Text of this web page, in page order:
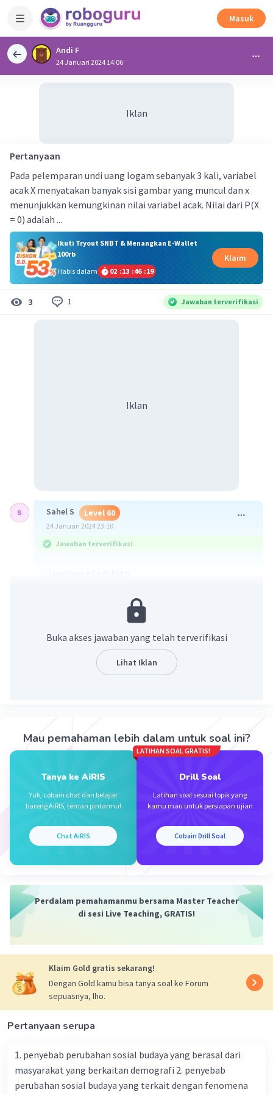
Masuk
Andi F
24 Januari 2024 14:06
Iklan
Pertanyaan
Pada pelemparan undi uang logam sebanyak 3 kali, variabel
acak X menyatakan banyak sisi gambar yang muncul dan x
menunjukkan kemungkinan nilai variabel acak. Nilai dari P(X
= 0) adalah ...
Ikuti Tryout SNBT & Menangkan E-Wallet
100rb
Habis dalam
02 :13 :46 :18
Klaim
3 1 Jawaban terverifikasi
Iklan
Sahel S Level 60
24 Januari 2024 23:10
Jawaban terverifikasi
Buka akses jawaban yang telah terverifikasi
Lihat Iklan
Mau pemahaman lebih dalam untuk soal ini?
Tanya ke AiRIS
Yuk, cobain chat dan belajar
bareng AiRIS, teman pintarmu!
Chat AiRIS
LATIHAN SOAL GRATIS!
Drill Soal
Latihan soal sesuai topik yang
kamu mau untuk persiapan ujian
Cobain Drill Soal
Perdalam pemahamanmu bersama Master Teacher
di sesi Live Teaching, GRATIS!
Klaim Gold gratis sekarang!
Dengan Gold kamu bisa tanya soal ke Forum
sepuasnya, lho.
Pertanyaan serupa
1. penyebab perubahan sosial budaya yang berasal dari
masyarakat yang berkaitan demografi 2. penyebab
perubahan sosial budaya yang terkait dengan fenomena